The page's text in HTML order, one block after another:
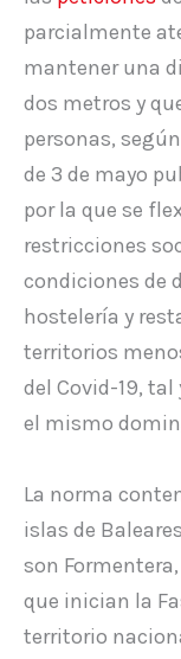
parcialmente
mantener una
dos metros y
personas,
de 3 de mayo
por la que se
restricciones
condiciones de
hostelería y
territorios
del Covid-19,
el mismo
La norma
islas de
son
que inician la
territorio